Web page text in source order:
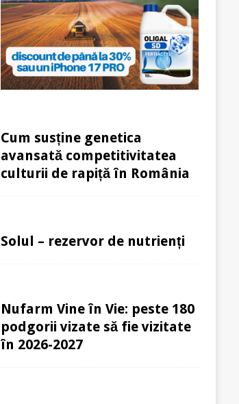
Cum susține genetica
avansată competitivitatea
culturii de rapiță în România
Solul – rezervor de nutrienți
Nufarm Vine în Vie: peste 180
podgorii vizate să fie vizitate
în 2026-2027